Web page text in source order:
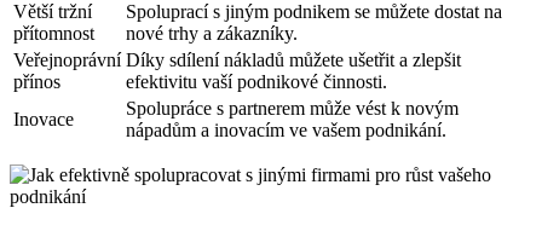
Větší tržní
přítomnost
Spoluprací s jiným podnikem se můžete dostat na
nové trhy a zákazníky.
Veřejnoprávní
přínos
Díky sdílení nákladů můžete ušetřit a zlepšit
efektivitu vaší podnikové činnosti.
Inovace
Spolupráce s partnerem může vést k novým
nápadům a inovacím ve vašem podnikání.